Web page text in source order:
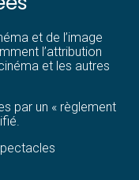
et de l’image
l’attribution
et les autres
par un « règlement